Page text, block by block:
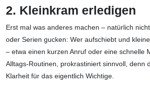
2. Kleinkram erledigen
Erst mal was anderes machen – natürlich
oder Serien gucken: Wer aufschiebt und
– etwa einen kurzen Anruf oder eine schnelle
Alltags-Routinen, prokrastiniert sinnvoll, denn
Klarheit für das eigentlich Wichtige.